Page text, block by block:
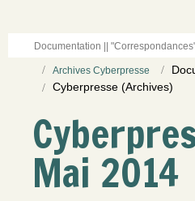
Documentation ||
Archives Cyberpresse
Cyberpresse (Archives)
Mai 2014